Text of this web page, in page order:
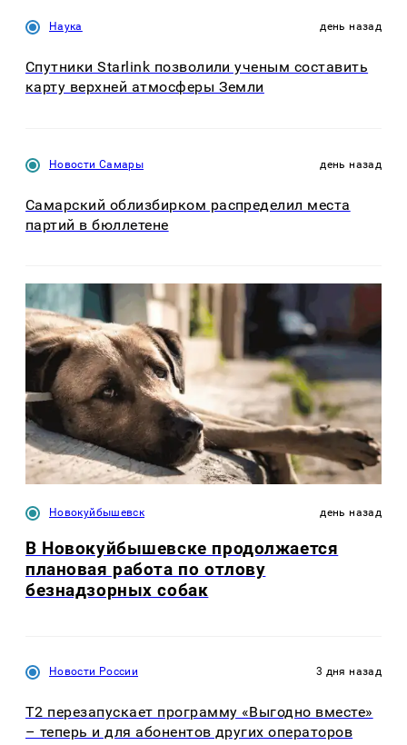
Наука день назад
Спутники Starlink позволили ученым составить
карту верхней атмосферы Земли
Новости Самары день назад
Самарский облизбирком распределил места
партий в бюллетене
Новокуйбышевск день назад
В Новокуйбышевске продолжается
плановая работа по отлову
безнадзорных собак
Новости России 3 дня назад
Т2 перезапускает программу «Выгодно вместе»
– теперь и для абонентов других операторов